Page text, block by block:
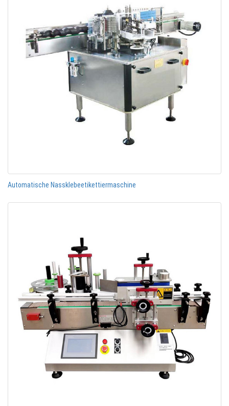
Automatische Nassklebeetikettiermaschine